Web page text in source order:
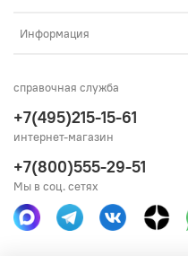
Информация
справочная служба
+7(495)215-15-61
интернет-магазин
+7(800)555-29-51
Мы в соц. сетях